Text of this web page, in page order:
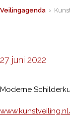
Veilingagenda ›
27 juni 2022
Moderne